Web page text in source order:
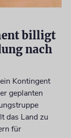
billigt
nach
Kontingent
geplanten
das Land zu
für